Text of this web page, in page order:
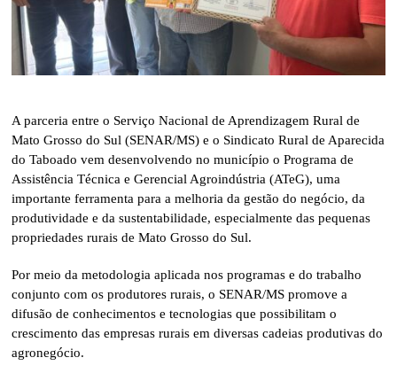
A parceria entre o Serviço Nacional de Aprendizagem Rural de
Mato Grosso do Sul (SENAR/MS) e o Sindicato Rural de Aparecida
do Taboado vem desenvolvendo no município o Programa de
Assistência Técnica e Gerencial Agroindústria (ATeG), uma
importante ferramenta para a melhoria da gestão do negócio, da
produtividade e da sustentabilidade, especialmente das pequenas
propriedades rurais de Mato Grosso do Sul.
Por meio da metodologia aplicada nos programas e do trabalho
conjunto com os produtores rurais, o SENAR/MS promove a
difusão de conhecimentos e tecnologias que possibilitam o
crescimento das empresas rurais em diversas cadeias produtivas do
agronegócio.